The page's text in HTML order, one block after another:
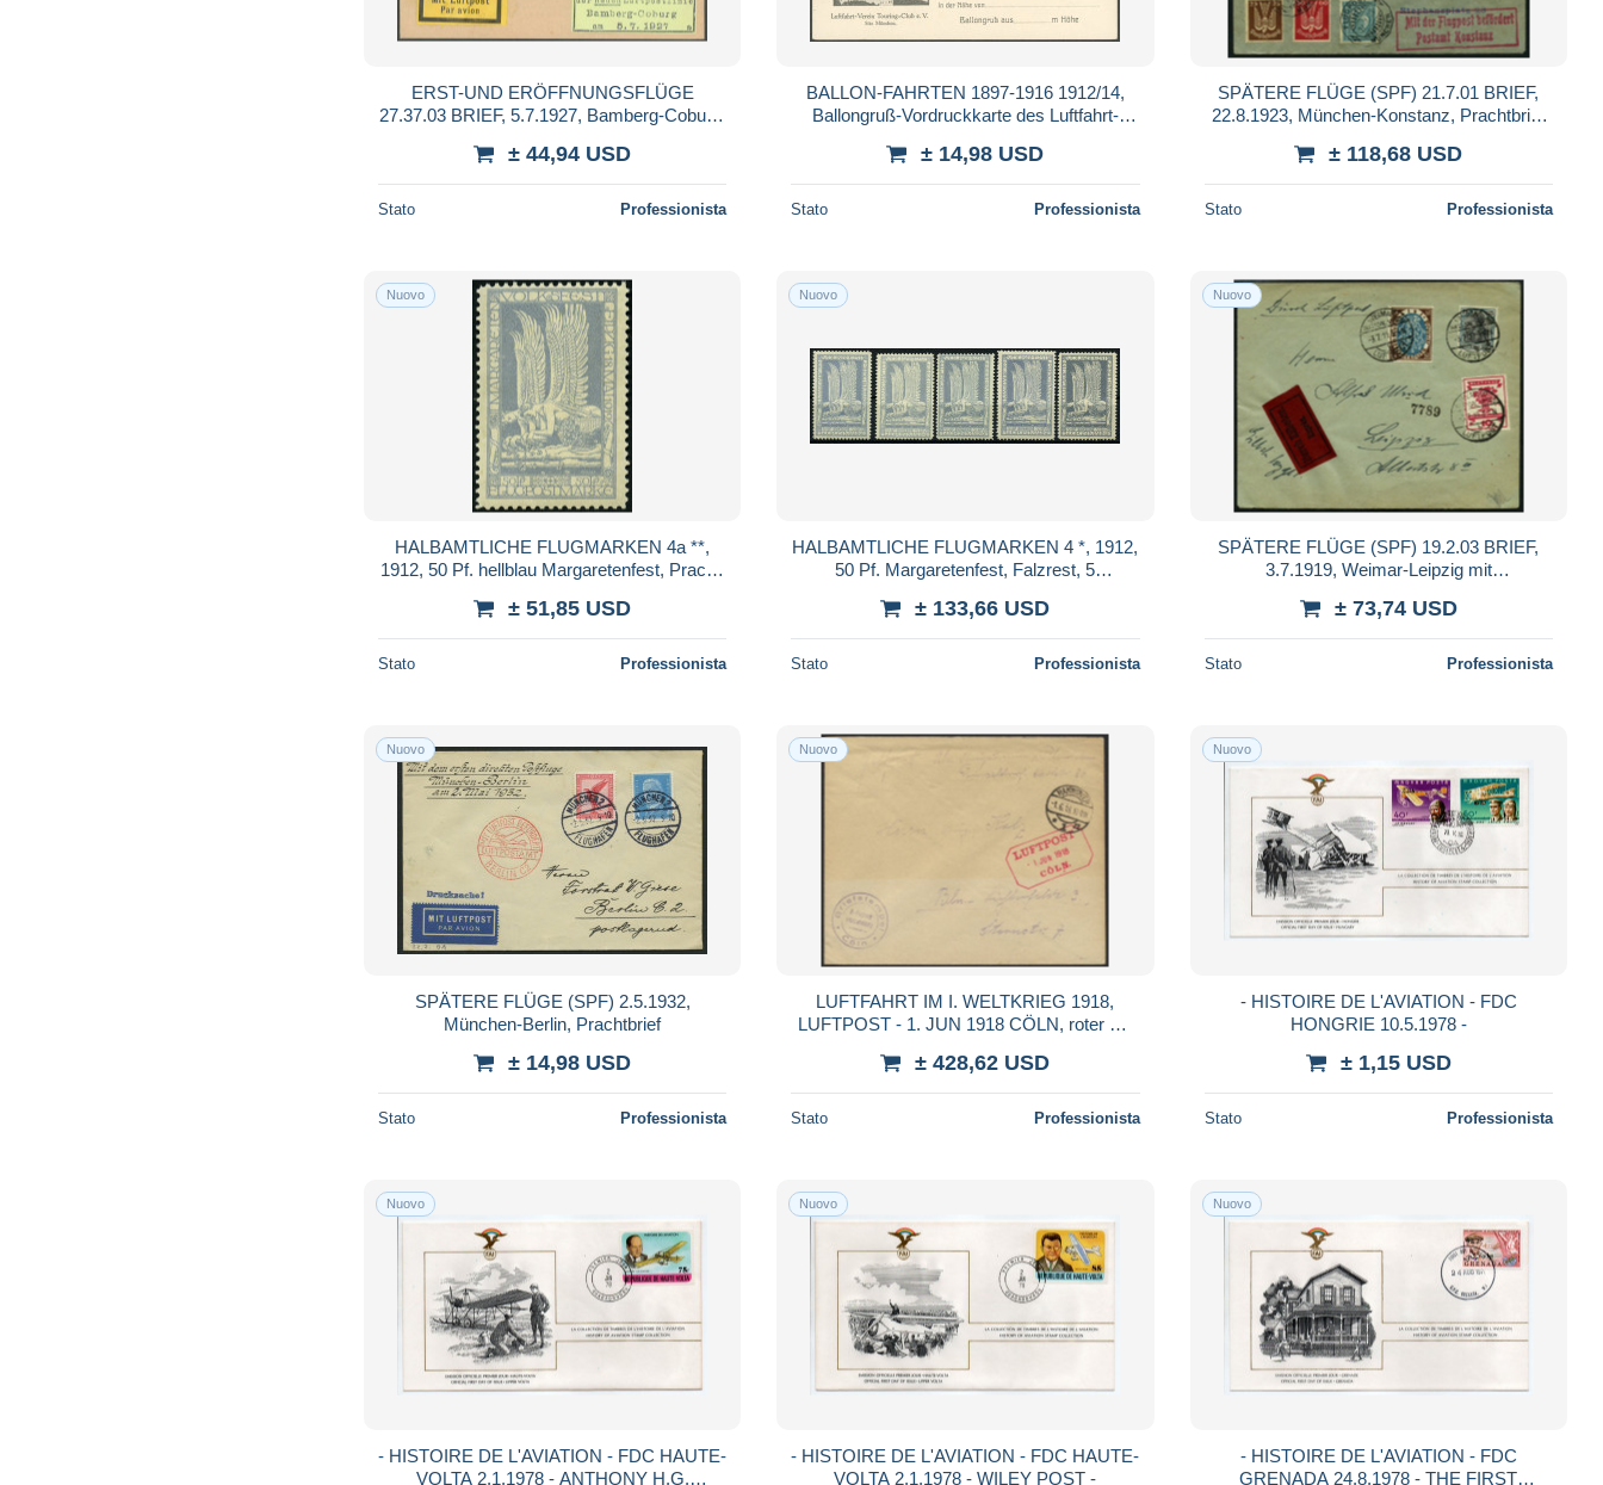
ERST-UND ERÖFFNUNGSFLÜGE
27.37.03 BRIEF, 5.7.1927, Bamberg-Coburg,
± 44,94 USD
Stato Professionista
BALLON-FAHRTEN 1897-1916 1912/14,
Ballongruß-Vordruckkarte des Luftfahrt-
Pra
± 14,98 USD
Stato Professionista
SPÄTERE FLÜGE (SPF) 21.7.01 BRIEF,
22.8.1923, München-Konstanz, Prachtbrief
± 118,68 USD
Stato Professionista
Nuovo
HALBAMTLICHE FLUGMARKEN 4a **,
1912, 50 Pf. hellblau Margaretenfest, Pracht,
± 51,85 USD
Stato Professionista
Nuovo
HALBAMTLICHE FLUGMARKEN 4 *, 1912,
50 Pf. Margaretenfest, Falzrest, 5
± 133,66 USD
Stato Professionista
Nuovo
SPÄTERE FLÜGE (SPF) 19.2.03 BRIEF,
3.7.1919, Weimar-Leipzig mit
auf kleinem Eilb
± 73,74 USD
Stato Professionista
Nuovo
SPÄTERE FLÜGE (SPF) 2.5.1932,
München-Berlin, Prachtbrief
± 14,98 USD
Stato Professionista
Nuovo
LUFTFAHRT IM I. WELTKRIEG 1918,
LUFTPOST - 1. JUN 1918 CÖLN, roter R3
Flugzeug Ers
± 428,62 USD
Stato Professionista
Nuovo
- HISTOIRE DE L'AVIATION - FDC
HONGRIE 10.5.1978 -
± 1,15 USD
Stato Professionista
Nuovo
- HISTOIRE DE L'AVIATION - FDC HAUTE-
VOLTA 2.1.1978 - ANTHONY H.G.
Nuovo
- HISTOIRE DE L'AVIATION - FDC HAUTE-
VOLTA 2.1.1978 - WILEY POST -
Nuovo
- HISTOIRE DE L'AVIATION - FDC
GRENADA 24.8.1978 - THE FIRST